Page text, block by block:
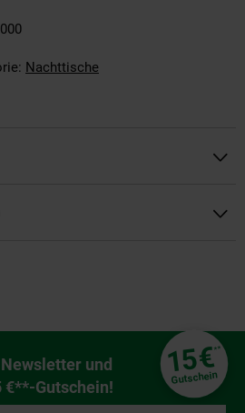
Nachttische
und
€**-Gutschein!
15€**
Gutschein